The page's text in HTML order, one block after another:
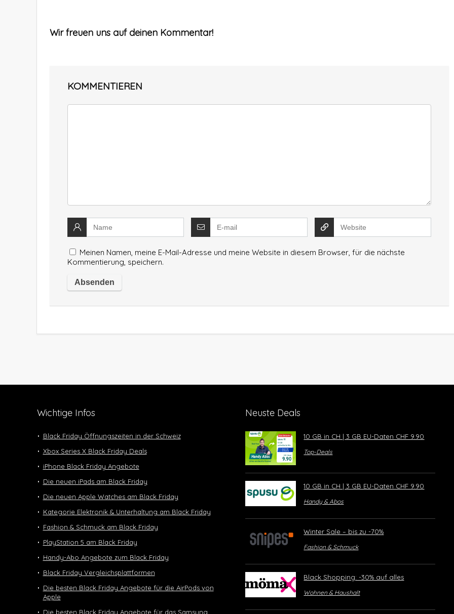
Wir freuen uns auf deinen Kommentar!
KOMMENTIEREN
Meinen Namen, meine E-Mail-Adresse und meine Website in diesem Browser, für die nächste
Kommentierung, speichern.
Wichtige Infos
Black Friday Öffnungszeiten in der Schweiz
Xbox Series X Black Friday Deals
iPhone Black Friday Angebote
Die neuen iPads am Black Friday
Die neuen Apple Watches am Black Friday
Kategorie Elektronik & Unterhaltung am Black Friday
Fashion & Schmuck am Black Friday
PlayStation 5 am Black Friday
Handy-Abo Angebote zum Black Friday
Black Friday Vergleichsplattformen
Die besten Black Friday Angebote für die AirPods von
Apple
Die besten Black Friday Angebote für das Samsung
Neuste Deals
10 GB in CH | 3 GB EU-Daten CHF 9.90
Top-Deals
10 GB in CH | 3 GB EU-Daten CHF 9.90
Handy & Abos
Winter Sale – bis zu -70%
Fashion & Schmuck
Black Shopping: -30% auf alles
Wohnen & Haushalt